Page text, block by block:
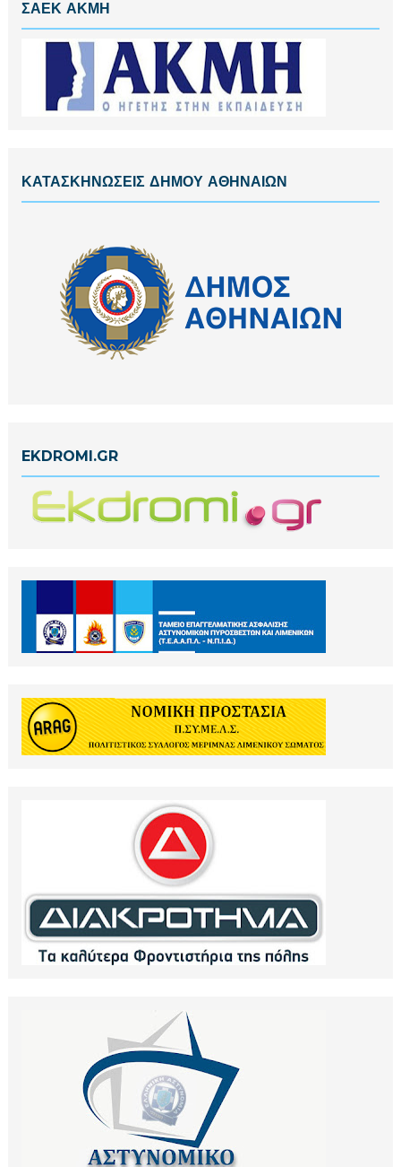
ΣΑΕΚ ΑΚΜΗ
ΚΑΤΑΣΚΗΝΩΣΕΙΣ ΔΗΜΟΥ ΑΘΗΝΑΙΩΝ
EKDROMI.GR